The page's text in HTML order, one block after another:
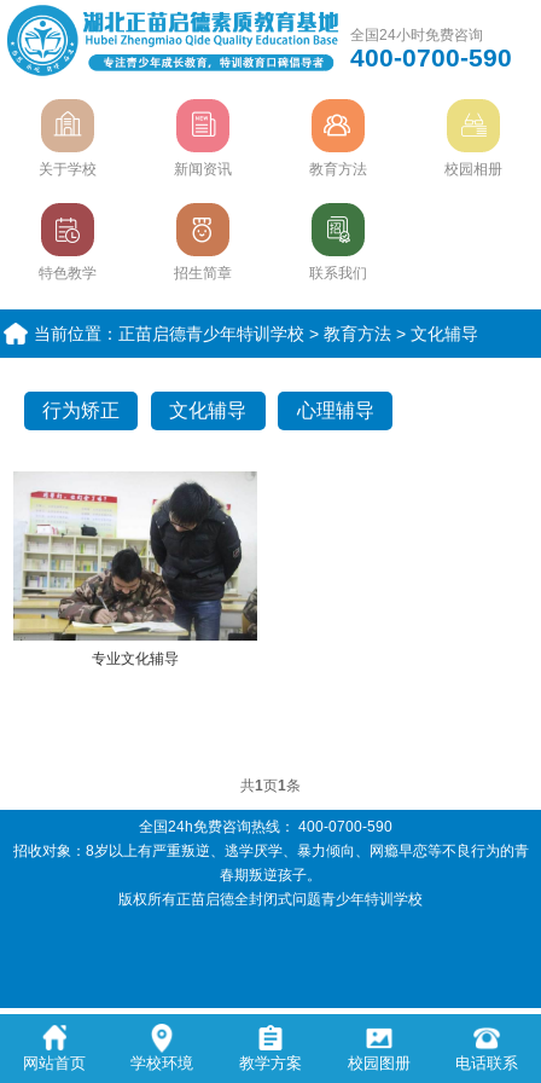
全国24小时免费咨询
400-0700-590
关于学校 新闻资讯 教育方法 校园相册
特色教学 招生简章 联系我们
当前位置： 正苗启德青少年特训学校 > 教育方法 > 文化辅导
行为矫正 文化辅导 心理辅导
专业文化辅导
共1页1条
全国24h免费咨询热线： 400-0700-590
招收对象：8岁以上有严重叛逆、逃学厌学、暴力倾向、网瘾早恋等不良行为的青
春期叛逆孩子。
版权所有正苗启德全封闭式问题青少年特训学校
网站首页 学校环境 教学方案 校园图册 电话联系